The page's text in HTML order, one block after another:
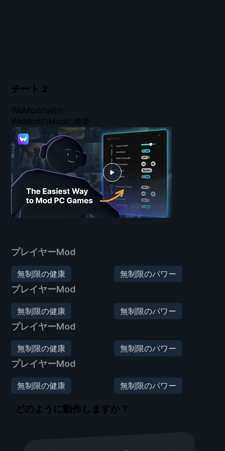
チート 2
プレイヤーMod
無制限の健康 無制限のパワー
プレイヤーMod
無制限の健康 無制限のパワー
プレイヤーMod
無制限の健康 無制限のパワー
プレイヤーMod
無制限の健康 無制限のパワー
WeModの紹介
WeModのModの概要
どのように動作しますか？